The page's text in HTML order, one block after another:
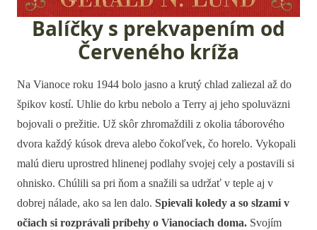
Balíčky s prekvapením od
Červeného kríža
Na Vianoce roku 1944 bolo jasno a krutý chlad zaliezal až do
špikov kostí. Uhlie do krbu nebolo a Terry aj jeho spoluväzni
bojovali o prežitie. Už skôr zhromaždili z okolia táborového
dvora každý kúsok dreva alebo čokoľvek, čo horelo. Vykopali
malú dieru uprostred hlinenej podlahy svojej cely a postavili si
ohnisko. Chúlili sa pri ňom a snažili sa udržať v teple aj v
dobrej nálade, ako sa len dalo. Spievali koledy a so slzami v
očiach si rozprávali príbehy o Vianociach doma. Svojím